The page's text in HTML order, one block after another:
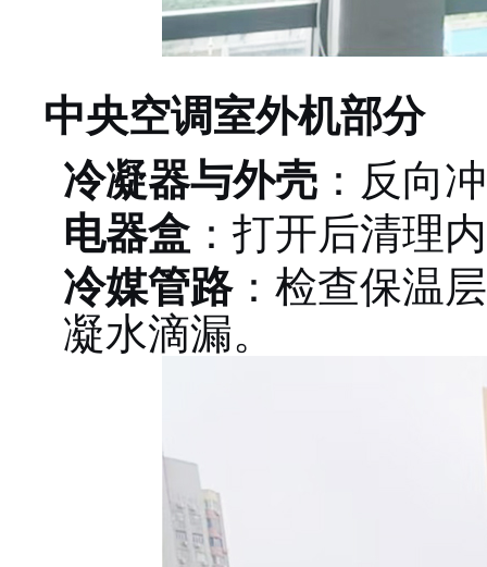
中央空调室外机部分
冷凝器与外壳 ：反向
电器盒 ：打开后清理
冷媒管路：检查保温
凝水滴漏。